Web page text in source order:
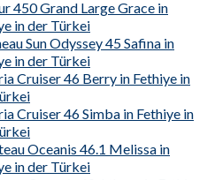
450 Grand Large Grace in
in der Türkei
Sun Odyssey 45 Safina in
in der Türkei
Cruiser 46 Berry in Fethiye in
Cruiser 46 Simba in Fethiye in
Oceanis 46.1 Melissa in
in der Türkei